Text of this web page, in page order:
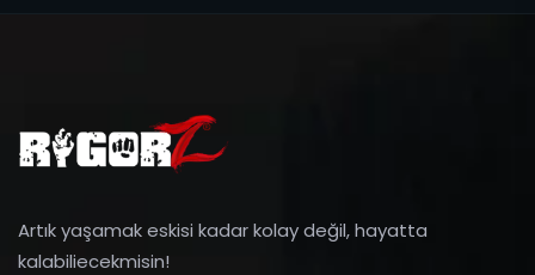
Artık yaşamak eskisi kadar kolay değil, hayatta
kalabiliecekmisin!